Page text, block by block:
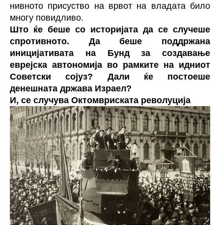
нивното присуство на врвот на владата било
многу повидливо.
Што ќе беше со историјата да се случеше
спротивното. Да беше поддржана
иницијативата на Бунд за создавање
еврејска автономија во рамките на идниот
Советски сојуз? Дали ќе постоеше
денешната држава Израел?
И, се случува Октомвриската револуција